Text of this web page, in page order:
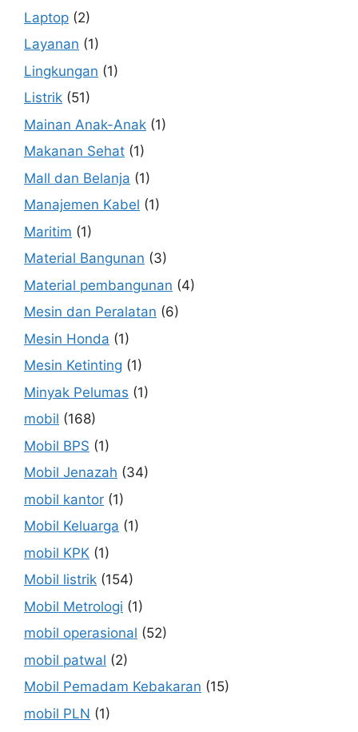
Laptop (2)
Layanan (1)
Lingkungan (1)
Listrik (51)
Mainan Anak-Anak (1)
Makanan Sehat (1)
Mall dan Belanja (1)
Manajemen Kabel (1)
Maritim (1)
Material Bangunan (3)
Material pembangunan (4)
Mesin dan Peralatan (6)
Mesin Honda (1)
Mesin Ketinting (1)
Minyak Pelumas (1)
mobil (168)
Mobil BPS (1)
Mobil Jenazah (34)
mobil kantor (1)
Mobil Keluarga (1)
mobil KPK (1)
Mobil listrik (154)
Mobil Metrologi (1)
mobil operasional (52)
mobil patwal (2)
Mobil Pemadam Kebakaran (15)
mobil PLN (1)